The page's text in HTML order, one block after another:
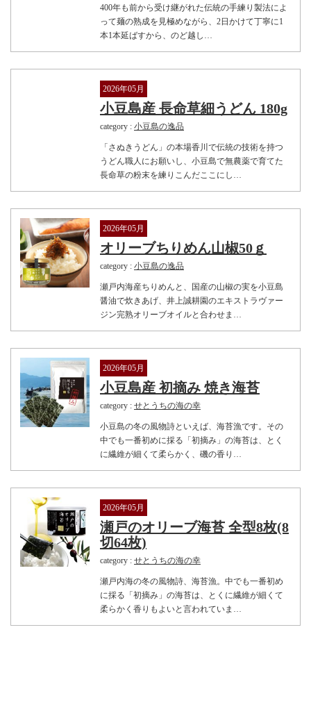
400年も前から受け継がれた伝統の手練り製法によ
って麺の熟成を見極めながら、2日かけて丁寧に1
本1本延ばすから、のど越し…
2026年05月
小豆島産 長命草細うどん 180g
category : 小豆島の逸品
「さぬきうどん」の本場香川で伝統の技術を持つ
うどん職人にお願いし、小豆島で無農薬で育てた
長命草の粉末を練りこんだここにし…
2026年05月
オリーブちりめん山椒50ｇ
category : 小豆島の逸品
瀬戸内海産ちりめんと、国産の山椒の実を小豆島
醤油で炊きあげ、井上誠耕園のエキストラヴァー
ジン完熟オリーブオイルと合わせま…
2026年05月
小豆島産 初摘み 焼き海苔
category : せとうちの海の幸
小豆島の冬の風物詩といえば、海苔漁です。その
中でも一番初めに採る「初摘み」の海苔は、とく
に繊維が細くて柔らかく、磯の香り…
2026年05月
瀬戸のオリーブ海苔 全型8枚(8
切64枚)
category : せとうちの海の幸
瀬戸内海の冬の風物詩、海苔漁。中でも一番初め
に採る「初摘み」の海苔は、とくに繊維が細くて
柔らかく香りもよいと言われていま…